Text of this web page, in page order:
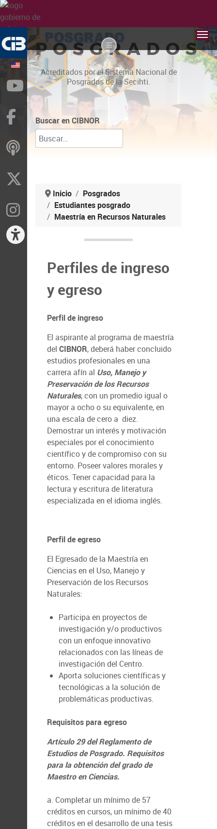
POSGRADOS
Acreditados por el Sistema Nacional de
Posgrados de la Secihti.
Buscar en CIBNOR
Inicio
Posgrados
Estudiantes posgrado
Maestría en Recursos Naturales
Perfiles de ingreso
y egreso
Perfil de ingreso
El aspirante al programa de maestría
del CIBNOR, deberá haber concluido
estudios profesionales en una
carrera afín al Uso, Manejo y
Preservación de los Recursos
Naturales, con un promedio igual o
mayor a ocho o su equivalente, en
una escala de cero a diez.
Demostrar un interés y motivación
especiales por el conocimiento
científico y de compromiso con su
entorno. Poseer valores morales y
éticos. Tener capacidad para la
lectura y escritura de literatura
especializada en el idioma inglés.
Perfil de egreso
El Egresado de la Maestría en
Ciencias en el Uso, Manejo y
Preservación de los Recursos
Naturales:
Participa en proyectos de
investigación y/o productivos
con un enfoque innovativo
relacionados con las líneas de
investigación del Centro.
Aporta soluciones científicas y
tecnológicas a la solución de
problemáticas productivas.
Requisitos para egreso
Artículo 29 del Reglamento de
Estudios de Posgrado. Requisitos
para la obtención del grado de
Maestro en Ciencias.
a. Completar un mínimo de 57
créditos en cursos, un mínimo de 40
créditos en el desarrollo de una tesis
YouTube
Facebook
ivoox
Instragram